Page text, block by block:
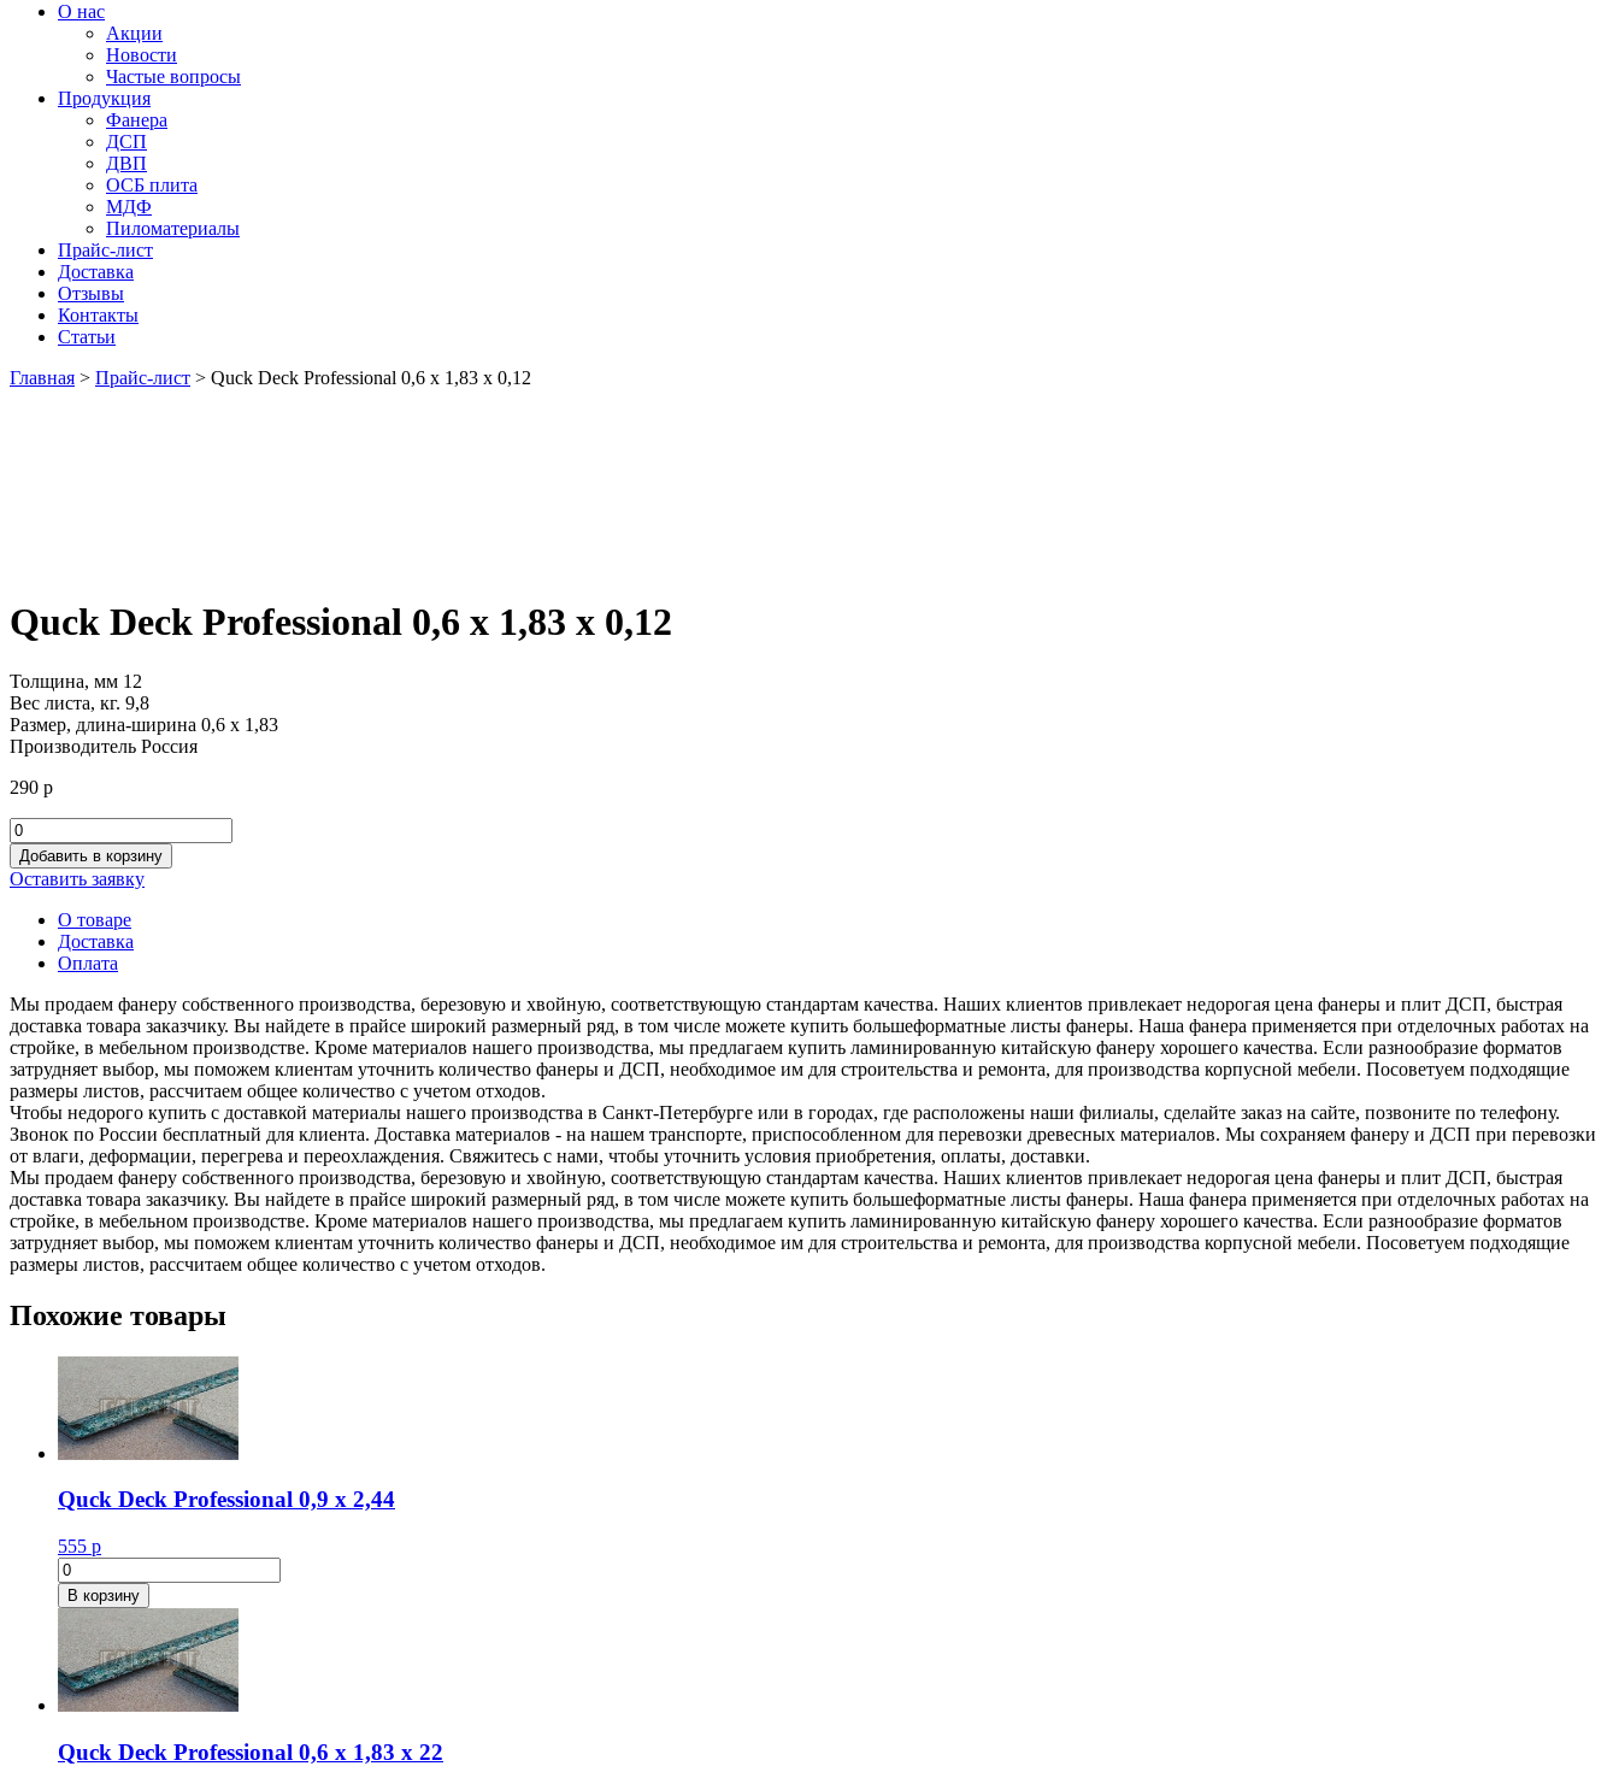
О нас
Акции
Новости
Частые вопросы
Продукция
Фанера
ДСП
ДВП
ОСБ плита
МДФ
Пиломатериалы
Прайс-лист
Доставка
Отзывы
Контакты
Статьи
Главная > Прайс-лист > Quck Deck Professional 0,6 х 1,83 х 0,12
Quck Deck Professional 0,6 х 1,83 х 0,12
Толщина, мм 12
Вес листа, кг. 9,8
Размер, длина-ширина 0,6 х 1,83
Производитель Россия
290 р
Количество
товара
Quck
Deck
Professional
х
0,12
Добавить в корзину
Оставить заявку
О товаре
Доставка
Оплата
Мы продаем фанеру собственного производства, березовую и хвойную, соответствующую стандартам качества. Наших клиентов привлекает недорогая цена фанеры и плит ДСП, быстрая
доставка товара заказчику. Вы найдете в прайсе широкий размерный ряд, в том числе можете купить большеформатные листы фанеры. Наша фанера применяется при отделочных работах на
стройке, в мебельном производстве. Кроме материалов нашего производства, мы предлагаем купить ламинированную китайскую фанеру хорошего качества. Если разнообразие форматов
затрудняет выбор, мы поможем клиентам уточнить количество фанеры и ДСП, необходимое им для строительства и ремонта, для производства корпусной мебели. Посоветуем подходящие
размеры листов, рассчитаем общее количество с учетом отходов.
Чтобы недорого купить с доставкой материалы нашего производства в Санкт-Петербурге или в городах, где расположены наши филиалы, сделайте заказ на сайте, позвоните по телефону.
Звонок по России бесплатный для клиента. Доставка материалов - на нашем транспорте, приспособленном для перевозки древесных материалов. Мы сохраняем фанеру и ДСП при перевозки
от влаги, деформации, перегрева и переохлаждения. Свяжитесь с нами, чтобы уточнить условия приобретения, оплаты, доставки.
Мы продаем фанеру собственного производства, березовую и хвойную, соответствующую стандартам качества. Наших клиентов привлекает недорогая цена фанеры и плит ДСП, быстрая
доставка товара заказчику. Вы найдете в прайсе широкий размерный ряд, в том числе можете купить большеформатные листы фанеры. Наша фанера применяется при отделочных работах на
стройке, в мебельном производстве. Кроме материалов нашего производства, мы предлагаем купить ламинированную китайскую фанеру хорошего качества. Если разнообразие форматов
затрудняет выбор, мы поможем клиентам уточнить количество фанеры и ДСП, необходимое им для строительства и ремонта, для производства корпусной мебели. Посоветуем подходящие
размеры листов, рассчитаем общее количество с учетом отходов.
Похожие товары
Quck Deck Professional 0,9 х 2,44
555 р
Количество
товара
Quck
Deck
Professional
0,9
х
2,44
В корзину
Quck Deck Professional 0,6 х 1,83 х 22